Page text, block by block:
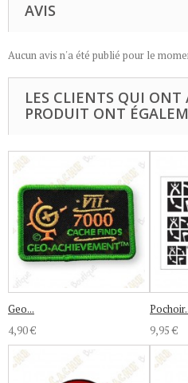
AVIS
Aucun avis n'a été publié pour le
LES CLIENTS QUI ONT
PRODUIT ONT
Geo...
4,90 €
9,95 €